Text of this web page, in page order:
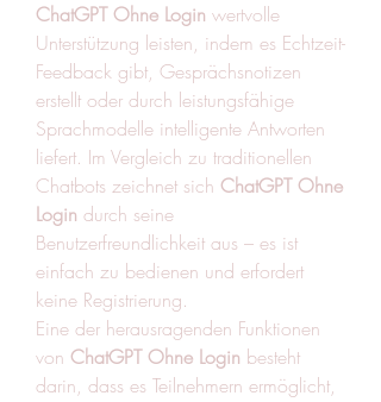
ChatGPT Ohne Login wertvolle
Unterstützung leisten, indem es Echtzeit-
Feedback gibt, Gesprächsnotizen
erstellt oder durch leistungsfähige
Sprachmodelle intelligente Antworten
liefert. Im Vergleich zu traditionellen
Chatbots zeichnet sich ChatGPT Ohne
Login durch seine
Benutzerfreundlichkeit aus – es ist
einfach zu bedienen und erfordert
keine Registrierung.
Eine der herausragenden Funktionen
von ChatGPT Ohne Login besteht
darin, dass es Teilnehmern ermöglicht,